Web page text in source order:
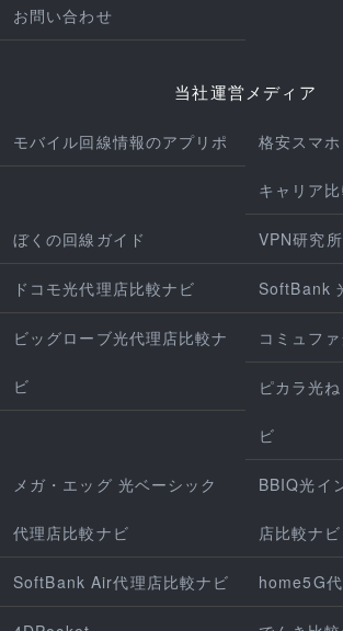
お問い合わせ
当社運営メディア
モバイル回線情報のアプリポ 格安スマ
キャリア
ぼくの回線ガイド VPN研究所
ドコモ光代理店比較ナビ SoftBank
ビッグローブ光代理店比較ナ
ビ
コミュフ
ピカラ光
ビ
メガ・エッグ 光ベーシック
代理店比較ナビ
BBIQ光イ
店比較ナビ
SoftBank Air代理店比較ナビ home5G